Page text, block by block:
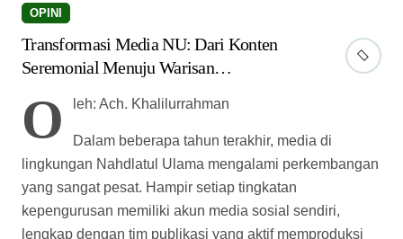
OPINI
Transformasi Media NU: Dari Konten
Seremonial Menuju Warisan
O leh: Ach. Khalilurrahman
Dalam beberapa tahun terakhir, media di
lingkungan Nahdlatul Ulama mengalami perkembangan
yang sangat pesat. Hampir setiap tingkatan
kepengurusan memiliki akun media sosial sendiri,
lengkap dengan tim publikasi yang aktif memproduksi